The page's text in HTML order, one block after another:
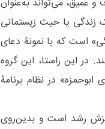
عمیق، می‌‌تواند به‌عنوان
زندگی یا حیث زیستمانی
است که با نمونۀ دعای
در این راستا، این گروه
در نظام برنامۀ
رشد است و بدین‌روی